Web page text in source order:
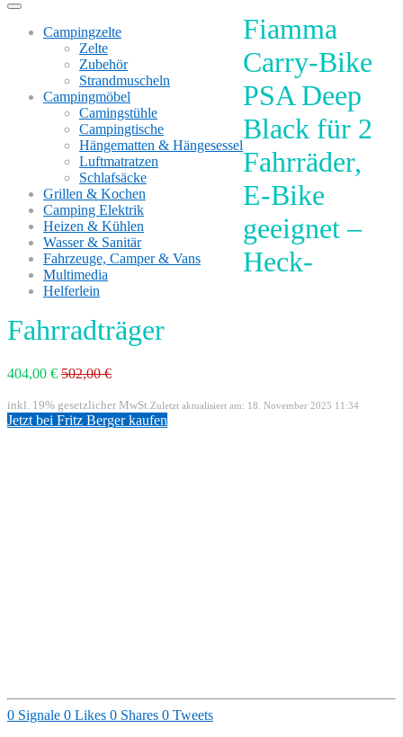
Campingzelte
Zelte
Zubehör
Strandmuscheln
Campingmöbel
Camingstühle
Campingtische
Hängematten & Hängesessel
Luftmatratzen
Schlafsäcke
Grillen & Kochen
Camping Elektrik
Heizen & Kühlen
Wasser & Sanitär
Fahrzeuge, Camper & Vans
Multimedia
Helferlein
Fiamma
Carry-Bike
PSA Deep
Black für 2
Fahrräder,
E-Bike
geeignet –
Heck-
Fahrradträger
404,00 € 502,00 €
inkl. 19% gesetzlicher MwSt.Zuletzt aktualisiert am: 18. November 2025 11:34
Jetzt bei Fritz Berger kaufen
0 Signale 0 Likes 0 Shares 0 Tweets